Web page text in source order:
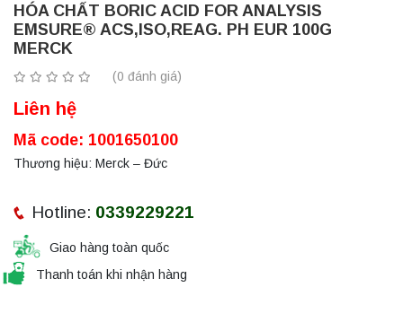
HÓA CHẤT BORIC ACID FOR ANALYSIS
EMSURE® ACS,ISO,REAG. PH EUR 100G
MERCK
(0 đánh giá)
Liên hệ
Mã code: 1001650100
Thương hiệu: Merck – Đức
Hotline: 0339229221
Giao hàng toàn quốc
Thanh toán khi nhận hàng